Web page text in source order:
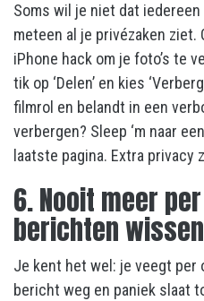
Soms wil je niet dat
meteen al je privézaken ziet.
iPhone hack om je foto’s te
tik op ‘Delen’ en kies
filmrol en belandt in een
verbergen? Sleep ‘m naar
laatste pagina. Extra privacy
6. Nooit meer
berichten wissen
Je kent het wel: je veegt per
bericht weg en paniek slaat